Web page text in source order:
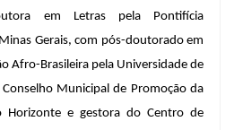
em Letras pela Pontifícia
Gerais, com pós-doutorado em
Afro-Brasileira pela Universidade de
Municipal de Promoção da
Horizonte e gestora do Centro de